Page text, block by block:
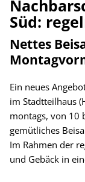
Süd:
Nettes
Ein neues
im Stadtteilhaus
montags, von 10
gemütliches
Im Rahmen der
und Gebäck in